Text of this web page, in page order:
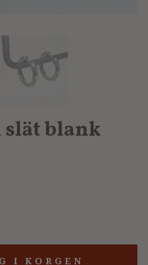
slät blank
I KORGEN